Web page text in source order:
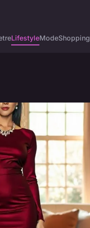
LifestyleModeShopping